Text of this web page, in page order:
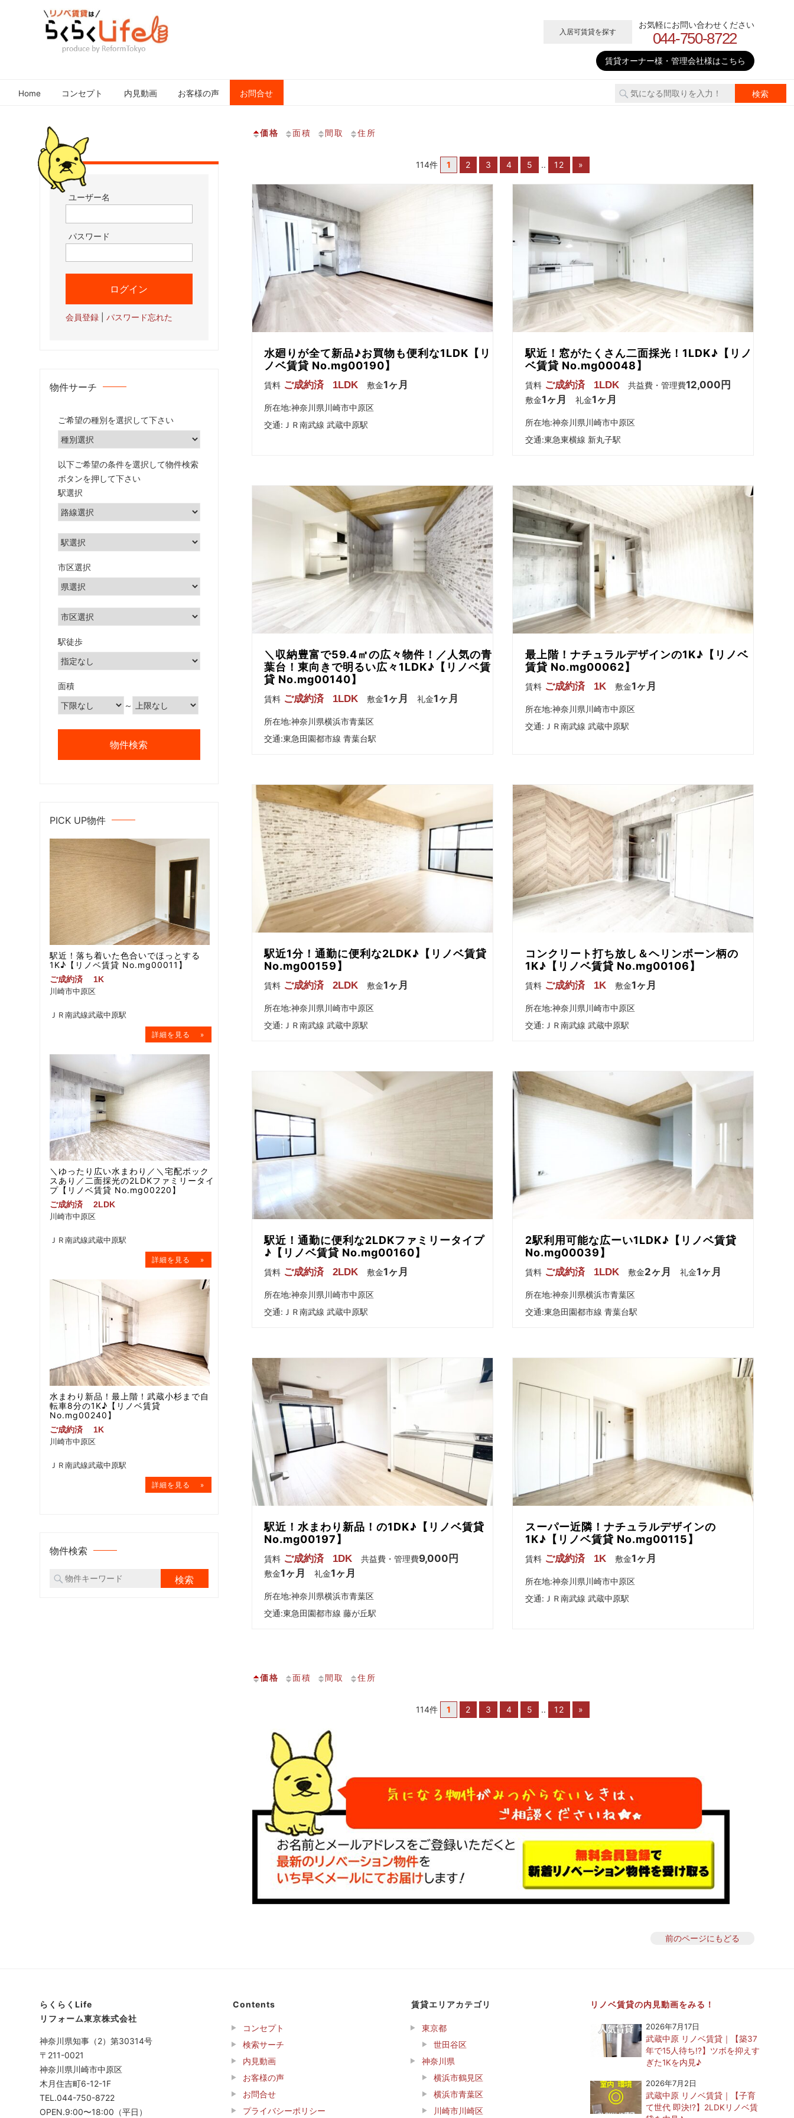
ベ
貸
は
ら
く
の
リ
ノ
ベ
入居可賃貸を探す
お気軽にお問い合わせください
044-750-8722
賃貸オーナー様・管理会社様はこちら
Home コンセプト 内見動画 お客様の声 お問合せ
価格 面積 間取 住所
114件 1 2 3 4 5 .. 12 »
水廻りが全て新品♪お買物も便利な1LDK【リ
ノベ賃貸 No.mg00190】
賃料ご成約済 1LDK 敷金1ヶ月
所在地:神奈川県川崎市中原区
交通: ＪＲ南武線 武蔵中原駅
駅近！窓がたくさん二面採光！1LDK♪【リノ
ベ賃貸 No.mg00048】
賃料ご成約済 1LDK 共益費・管理費12,000円
敷金1ヶ月 礼金1ヶ月
所在地:神奈川県川崎市中原区
交通:東急東横線 新丸子駅
＼収納豊富で59.4㎡の広々物件！／人気の青
葉台！東向きで明るい広々1LDK♪【リノベ賃
貸 No.mg00140】
賃料ご成約済 1LDK 敷金1ヶ月 礼金1ヶ月
所在地:神奈川県横浜市青葉区
交通:東急田園都市線 青葉台駅
最上階！ナチュラルデザインの1K♪【リノベ
賃貸 No.mg00062】
賃料ご成約済 1K 敷金1ヶ月
所在地:神奈川県川崎市中原区
交通: ＪＲ南武線 武蔵中原駅
駅近1分！通勤に便利な2LDK♪【リノベ賃貸
No.mg00159】
賃料ご成約済 2LDK 敷金1ヶ月
所在地:神奈川県川崎市中原区
交通: ＪＲ南武線 武蔵中原駅
コンクリート打ち放し＆ヘリンボーン柄の
1K♪【リノベ賃貸 No.mg00106】
賃料ご成約済 1K 敷金1ヶ月
所在地:神奈川県川崎市中原区
交通: ＪＲ南武線 武蔵中原駅
駅近！通勤に便利な2LDKファミリータイプ
♪【リノベ賃貸 No.mg00160】
賃料ご成約済 2LDK 敷金1ヶ月
所在地:神奈川県川崎市中原区
交通: ＪＲ南武線 武蔵中原駅
2駅利用可能な広ーい1LDK♪【リノベ賃貸
No.mg00039】
賃料ご成約済 1LDK 敷金2ヶ月 礼金1ヶ月
所在地:神奈川県横浜市青葉区
交通:東急田園都市線 青葉台駅
駅近！水まわり新品！の1DK♪【リノベ賃貸
No.mg00197】
賃料ご成約済 1DK 共益費・管理費9,000円
敷金1ヶ月 礼金1ヶ月
所在地:神奈川県横浜市青葉区
交通:東急田園都市線 藤が丘駅
スーパー近隣！ナチュラルデザインの
1K♪【リノベ賃貸 No.mg00115】
賃料ご成約済 1K 敷金1ヶ月
所在地:神奈川県川崎市中原区
交通: ＪＲ南武線 武蔵中原駅
価格 面積 間取 住所
114件 1 2 3 4 5 .. 12 »
前のページにもどる
ユーザー名
パスワード
会員登録 |パスワード忘れた
物件サーチ
ご希望の種別を選択して下さい
以下ご希望の条件を選択して物件検索
ボタンを押して下さい
駅選択
市区選択
駅徒歩
面積
～
PICK UP物件
駅近！落ち着いた色合いでほっとする
1K♪【リノベ賃貸 No.mg00011】
ご成約済
1K
川崎市中原区
ＪＲ南武線武蔵中原駅
＼ゆったり広い水まわり／＼宅配ボック
スあり／二面採光の2LDKファミリータイ
プ【リノベ賃貸 No.mg00220】
ご成約済
2LDK
川崎市中原区
ＪＲ南武線武蔵中原駅
水まわり新品！最上階！武蔵小杉まで自
転車8分の1K♪【リノベ賃貸
No.mg00240】
ご成約済
1K
川崎市中原区
ＪＲ南武線武蔵中原駅
物件検索
らくらくLife
リフォーム東京株式会社
神奈川県知事（2）第30314号
〒211-0021
神奈川県川崎市中原区
木月住吉町6-12-1F
TEL.044-750-8722
OPEN.9:00〜18:00（平日）
Contents
コンセプト
検索サーチ
内見動画
お客様の声
お問合せ
プライバシーポリシー
賃貸エリアカテゴリ
東京都
世田谷区
神奈川県
横浜市鶴見区
横浜市青葉区
川崎市川崎区
リノベ賃貸の内見動画をみる！
2026年7月17日
武蔵中原 リノベ賃貸｜【築37
年で15人待ち!?】ツボを抑えす
ぎた1Kを内見♪
2026年7月2日
武蔵中原 リノベ賃貸｜【子育
て世代 即決!?】2LDKリノベ賃